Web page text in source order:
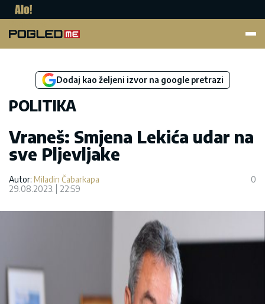
Dodaj kao željeni izvor na google pretrazi
POLITIKA
Vraneš: Smjena Lekića udar na
sve Pljevljake
Autor: Miladin Čabarkapa
29.08.2023.
22:59
0